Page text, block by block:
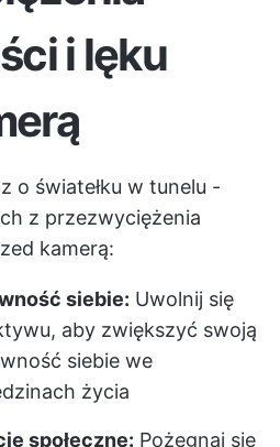
i lęku
o światełku w tunelu -
z przezwyciężenia
kamerą:
siebie: Uwolnij się
aby zwiększyć swoją
siebie we
życia
społeczne: Pożegnaj się